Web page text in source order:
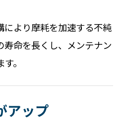
により摩耗を加速する不純
寿命を長くし、メンテナン
。
アップ